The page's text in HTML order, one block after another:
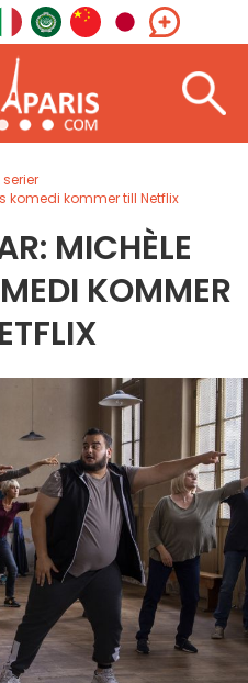
komedi kommer till Netflix
MICHÈLE
KOMMER